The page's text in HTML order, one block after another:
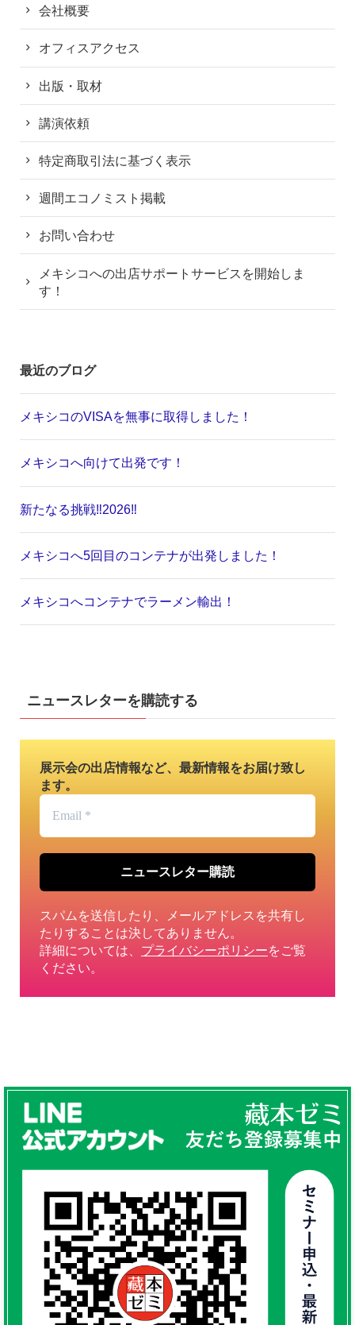
会社概要
オフィスアクセス
出版・取材
講演依頼
特定商取引法に基づく表示
週間エコノミスト掲載
お問い合わせ
メキシコへの出店サポートサービスを開始しま
す！
最近のブログ
メキシコのVISAを無事に取得しました！
メキシコへ向けて出発です！
新たなる挑戦‼️2026‼️
メキシコへ5回目のコンテナが出発しました！
メキシコへコンテナでラーメン輸出！
ニュースレターを購読する
展示会の出店情報など、最新情報をお届け致し
ます。
Email
スパムを送信したり、メールアドレスを共有し
たりすることは決してありません。
詳細については、 プライバシーポリシーをご覧
ください。